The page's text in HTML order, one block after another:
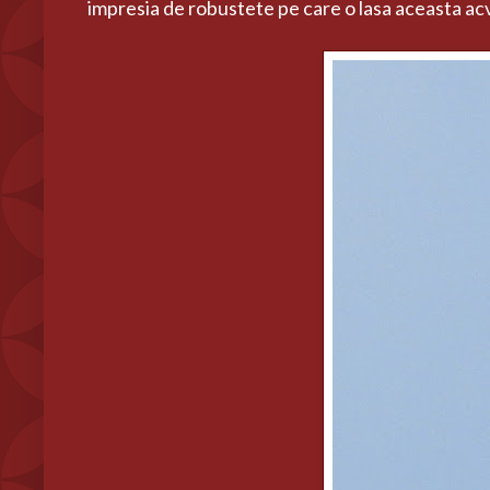
impresia de robustete pe care o lasa aceasta